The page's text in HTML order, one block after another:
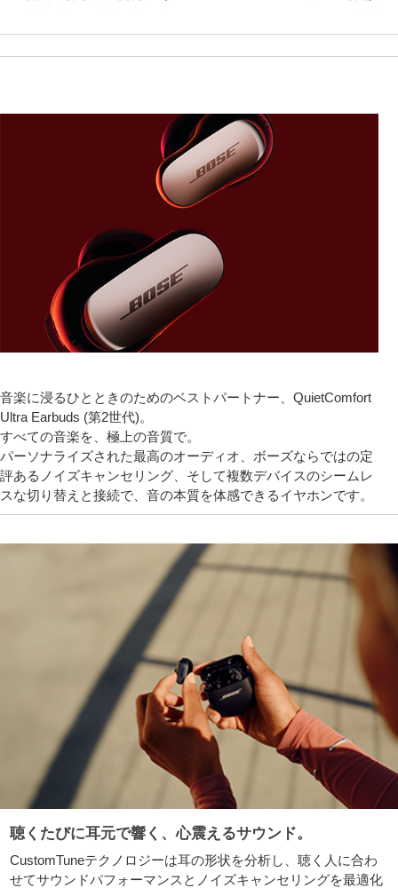
音楽に浸るひとときのためのベストパートナー、QuietComfort
Ultra Earbuds (第2世代)。
すべての音楽を、極上の音質で。
パーソナライズされた最高のオーディオ、ボーズならではの定
評あるノイズキャンセリング、そして複数デバイスのシームレ
スな切り替えと接続で、音の本質を体感できるイヤホンです。
聴くたびに耳元で響く、心震えるサウンド。
CustomTuneテクノロジーは耳の形状を分析し、聴く人に合わ
せてサウンドパフォーマンスとノイズキャンセリングを最適化